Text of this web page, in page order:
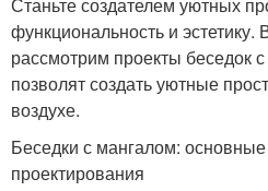
функциональность и эстетику.
рассмотрим проекты беседок
позволят создать уютные
воздухе.
Беседки с мангалом:
проектирования